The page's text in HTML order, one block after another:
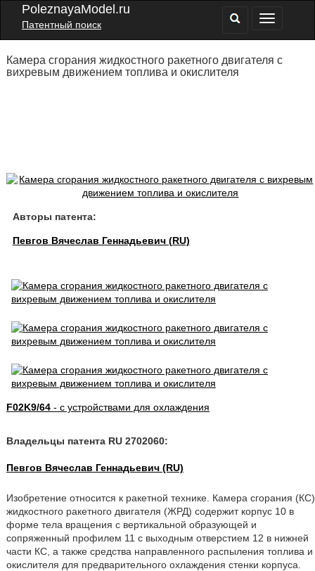
PoleznayaModel.ru
Патентный поиск
Камера сгорания жидкостного ракетного двигателя с
вихревым движением топлива и окислителя
Авторы патента:
Певгов Вячеслав Геннадьевич (RU)
F02K9/64- с устройствами для охлаждения
Владельцы патента RU 2702060:
Певгов Вячеслав Геннадьевич (RU)
Изобретение относится к ракетной технике. Камера сгорания (КС)
жидкостного ракетного двигателя (ЖРД) содержит корпус 10 в
форме тела вращения с вертикальной образующей и
сопряженный профилем 11 с выходным отверстием 12 в нижней
части КС, а также средства направленного распыления топлива и
окислителя для предварительного охлаждения стенки корпуса.